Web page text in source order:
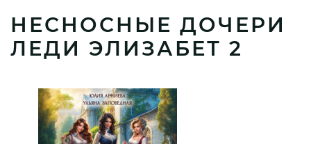
НЕСНОСНЫЕ ДОЧЕРИ
ЛЕДИ ЭЛИЗАБЕТ 2